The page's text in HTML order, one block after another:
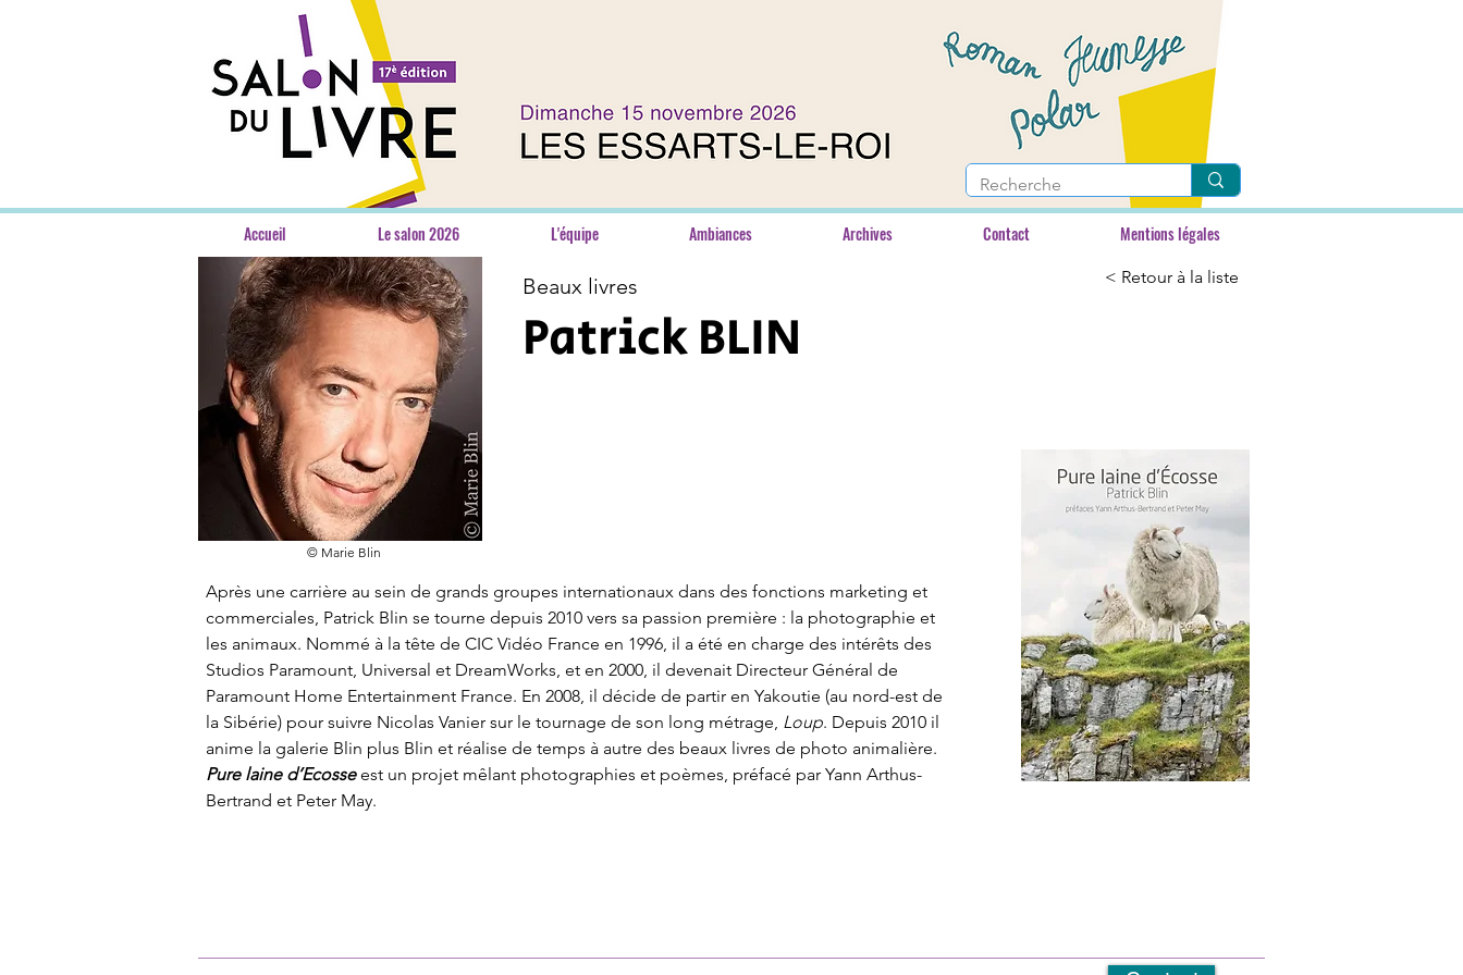
Accueil Le salon 2026 L'équipe Ambiances Archives Contact Mentions légales
Beaux livres < Retour à la liste
Patrick BLIN
Après une carrière au sein de grands groupes internationaux dans des fonctions marketing et
commerciales, Patrick Blin se tourne depuis 2010 vers sa passion première : la photographie et
les animaux. Nommé à la tête de CIC Vidéo France en 1996, il a été en charge des intérêts des
Studios Paramount, Universal et DreamWorks, et en 2000, il devenait Directeur Général de
Paramount Home Entertainment France. En 2008, il décide de partir en Yakoutie (au nord-est de
la Sibérie) pour suivre Nicolas Vanier sur le tournage de son long métrage, Loup. Depuis 2010 il
anime la galerie Blin plus Blin et réalise de temps à autre des beaux livres de photo animalière.
Pure laine d’Ecosse est un projet mêlant photographies et poèmes, préfacé par Yann Arthus-
Bertrand et Peter May.
© Marie Blin